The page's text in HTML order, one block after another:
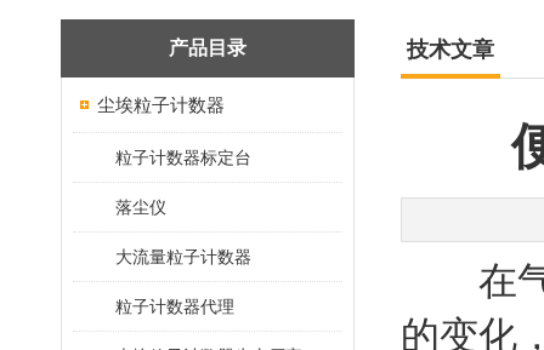
产品目录
尘埃粒子计数器
粒子计数器标定台
落尘仪
大流量粒子计数器
粒子计数器代理
技术文章
在气
的变化